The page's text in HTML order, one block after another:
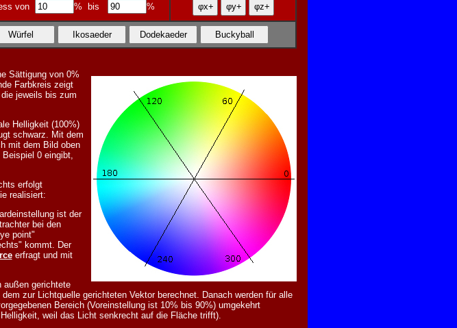
von % bis %
Sättigung von 0%
Farbkreis zeigt
jeweils bis zum
Helligkeit (100%)
schwarz. Mit dem
mit dem Bild oben
0 eingibt,
erfolgt
realisiert:
ist der
bei den
point"
kommt. Der
erfragt und mit
außen gerichtete
zur Lichtquelle gerichteten Vektor berechnet. Danach werden für alle
Bereich (Voreinstellung ist 10% bis 90%) umgekehrt
weil das Licht senkrecht auf die Fläche trifft).